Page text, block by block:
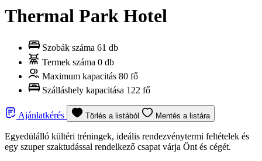
Thermal Park Hotel
Szobák száma 61 db
Termek száma 0 db
Maximum kapacitás 80 fő
Szálláshely kapacitása 122 fő
Ajánlatkérés Törlés a listából Mentés a listára
Egyedülálló kültéri tréningek, ideális rendezvénytermi feltételek és
egy szuper szaktudással rendelkező csapat várja Önt és cégét.